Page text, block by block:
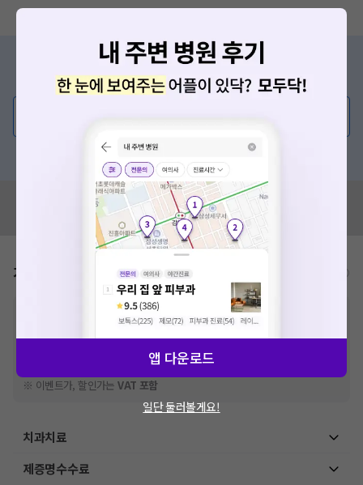
증상/치료, 궁금한 점이 있나요?
의사가 직접 답해드려요!
혹은, 의료상담 서비스에 다양한 게시글 보러가기
혹시 잘못된 병원정보가 있나요?
모두닥 팀에 알려주세요!
가격표
비급여 항목의 경우,추가비용 등으로 실제 가격과 상이할 수 있으니, 정확
한 가격은 해당 의료기관에 직접 문의해주세요.
※급여 항목의 경우,건강보험심사평가원에 고지되어 있는 급여 진료 기준 가
격입니다. (진료와 연관된 복합적인 비용이 추가되어, 병원마다 금액이 다르게
산정될 수 있는 점 참고 바랍니다.)
※ 이벤트가, 할인가는VAT 포함
치과치료
제증명수수료
앱 다운로드
일단 둘러볼게요!